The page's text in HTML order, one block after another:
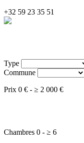
+32 59 23 35 51
Type
Commune
Prix 0 € - ≥ 2 000 €
Chambres 0 - ≥ 6